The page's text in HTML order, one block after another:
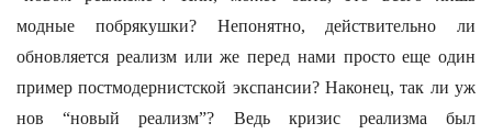
модные побрякушки? Непонятно, действительно ли
обновляется реализм или же перед нами просто еще один
пример постмодернистской экспансии? Наконец, так ли уж
нов “новый реализм”? Ведь кризис реализма был